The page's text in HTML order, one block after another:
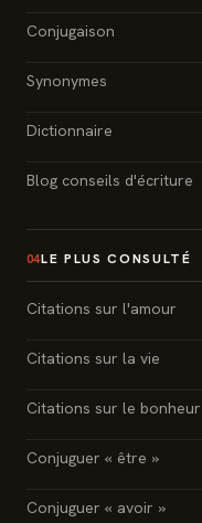
Conjugaison
Synonymes
Dictionnaire
Blog conseils d'écriture
04LE PLUS CONSULTÉ
Citations sur l'amour
Citations sur la vie
Citations sur le bonheur
Conjuguer « être »
Conjuguer « avoir »